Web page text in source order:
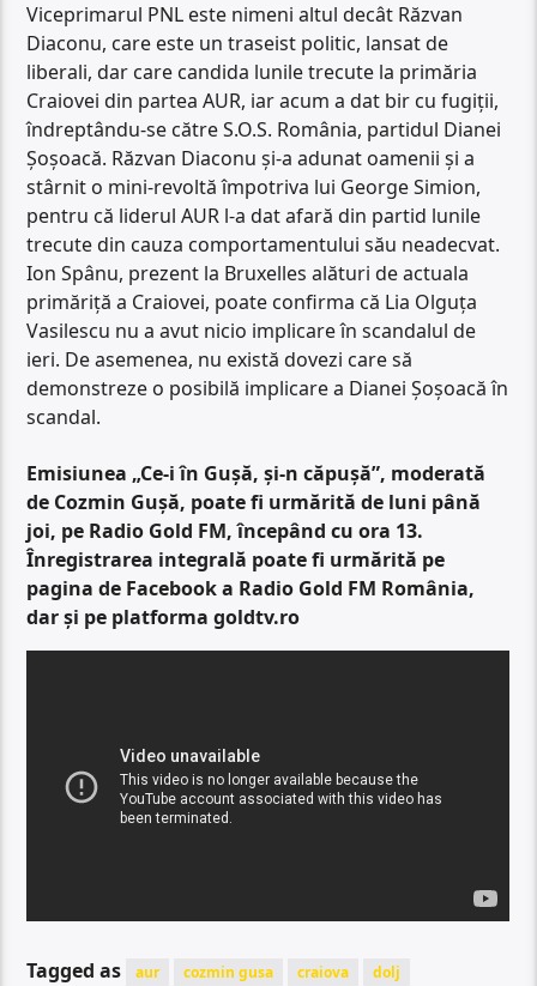
Viceprimarul PNL este nimeni altul decât Răzvan
Diaconu, care este un traseist politic, lansat de
liberali, dar care candida lunile trecute la primăria
Craiovei din partea AUR, iar acum a dat bir cu fugiții,
îndreptându-se către S.O.S. România, partidul Dianei
Șoșoacă. Răzvan Diaconu și-a adunat oamenii și a
stârnit o mini-revoltă împotriva lui George Simion,
pentru că liderul AUR l-a dat afară din partid lunile
trecute din cauza comportamentului său neadecvat.
Ion Spânu, prezent la Bruxelles alături de actuala
primăriță a Craiovei, poate confirma că Lia Olguța
Vasilescu nu a avut nicio implicare în scandalul de
ieri. De asemenea, nu există dovezi care să
demonstreze o posibilă implicare a Dianei Șoșoacă în
scandal.
Emisiunea „Ce-i în Gușă, și-n căpușă”, moderată
de Cozmin Gușă, poate fi urmărită de luni până
joi, pe Radio Gold FM, începând cu ora 13.
Înregistrarea integrală poate fi urmărită pe
pagina de Facebook a Radio Gold FM România,
dar și pe platforma goldtv.ro
Tagged as aur cozmin gusa craiova
dolj